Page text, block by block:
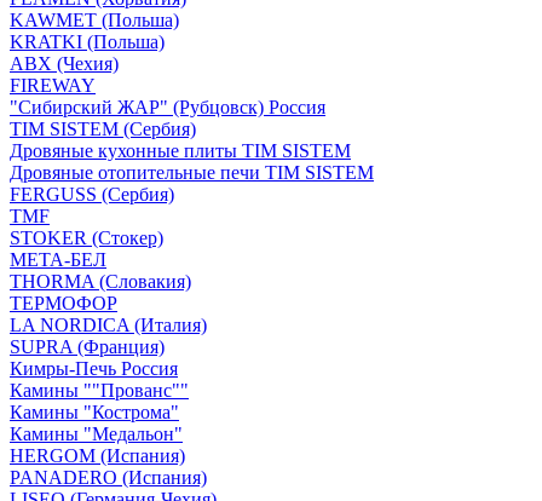
KAWMET (Польша)
KRATKI (Польша)
ABX (Чехия)
FIREWAY
"Сибирский ЖАР" (Рубцовск) Россия
TIM SISTEM (Сербия)
Дровяные кухонные плиты TIM SISTEM
Дровяные отопительные печи TIM SISTEM
FERGUSS (Сербия)
TMF
STOKER (Стокер)
МЕТА-БЕЛ
THORMA (Словакия)
ТЕРМОФОР
LA NORDICA (Италия)
SUPRA (Франция)
Кимры-Печь Россия
Камины ""Прованс""
Камины "Кострома"
Камины "Медальон"
HERGOM (Испания)
PANADERO (Испания)